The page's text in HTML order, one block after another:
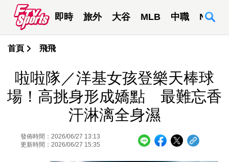
即時 旅外 大谷 MLB 中職 NBA
首頁 飛飛
啦啦隊／洋基女孩登樂天棒球
場！高挑身形成嬌點 最難忘香
汗淋漓全身濕
發佈時間：2026/06/27 13:13
更新時間：2026/06/27 15:35